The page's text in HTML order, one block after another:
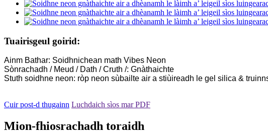
Tuairisgeul goirid:
Ainm Bathar: Soidhnichean math Vibes Neon
Sònrachadh / Meud / Dath / Cruth /: Gnàthaichte
Stuth soidhne neon: ròp neon sùbailte air a stiùireadh le gel silica &
Cuir post-d thugainn Luchdaich sìos mar PDF
Mion-fhiosrachadh toraidh